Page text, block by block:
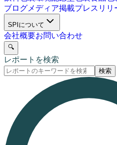
ブログメディア掲載プレスリリ
SPIについて
会社概要お問い合わせ
🔍
レポートを検索
検索